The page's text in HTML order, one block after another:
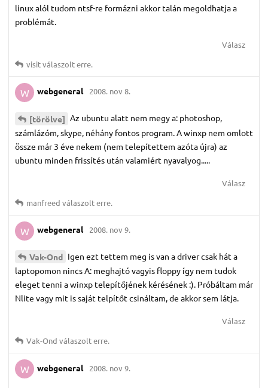
linux alól tudom ntsf-re formázni akkor talán megoldhatja a
problémát.
Válasz
visitválaszolt erre.
W webgeneral 2008. nov 8.
[törölve] Az ubuntu alatt nem megy a: photoshop,
számlázóm, skype, néhány fontos program. A winxp nem omlott
össze már 3 éve nekem (nem telepítettem azóta újra) az
ubuntu minden frissítés után valamiért nyavalyog.....
Válasz
manfreed válaszolt erre.
W webgeneral 2008. nov 9.
Vak-Ond Igen ezt tettem meg is van a driver csak hát a
laptopomon nincs A: meghajtó vagyis floppy így nem tudok
eleget tenni a winxp telepítőjének kérésének :). Próbáltam már
Nlite vagy mit is saját telpítőt csináltam, de akkor sem látja.
Válasz
Vak-Ond válaszolt erre.
W webgeneral 2008. nov 9.